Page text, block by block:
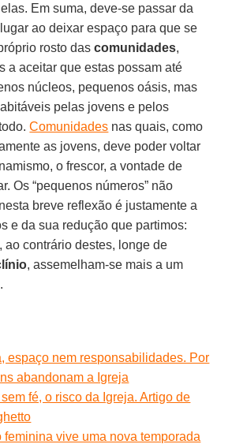
Em suma, deve-se passar da
ao deixar espaço para que se
rosto dascomunidades,
a aceitar que estas possam até
núcleos, pequenos oásis, mas
pelas jovens e pelos
Comunidades nas quais, como
as jovens, deve poder voltar
o frescor, a vontade de
Os “pequenos números” não
breve reflexão é justamente a
e da sua redução que partimos:
ao contrário destes, longe de
, assemelham-se mais a um
espaço nem responsabilidades. Por
abandonam a Igreja
fé, o risco da Igreja. Artigo de
feminina vive uma nova temporada